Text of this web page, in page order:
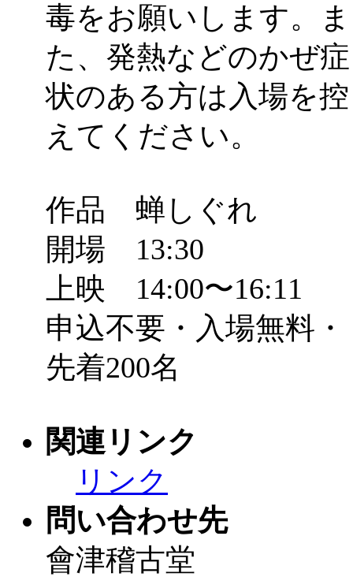
毒をお願いします。ま
た、発熱などのかぜ症
状のある方は入場を控
えてください。
作品 蝉しぐれ
開場 13:30
上映 14:00〜16:11
申込不要・入場無料・
先着200名
関連リンク
リンク
問い合わせ先
會津稽古堂